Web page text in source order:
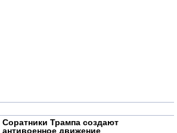
Соратники Трампа создают
антивоенное движение